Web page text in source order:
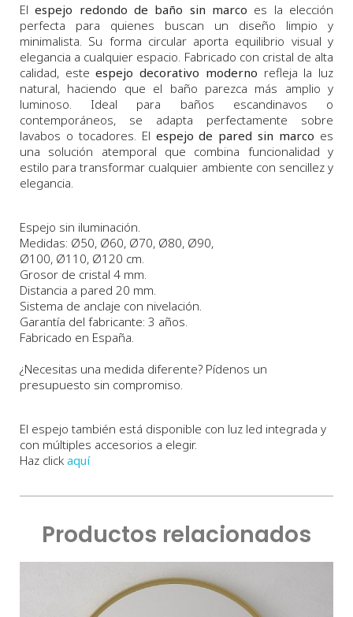
Elespejo redondo de baño sin marco es la elección
perfecta para quienes buscan un diseño limpio y
minimalista. Su forma circular aporta equilibrio visual y
elegancia a cualquier espacio. Fabricado con cristal de alta
calidad, esteespejo decorativo moderno refleja la luz
natural, haciendo que el baño parezca más amplio y
luminoso. Ideal para baños escandinavos o
contemporáneos, se adapta perfectamente sobre
lavabos o tocadores. El espejo de pared sin marco es
una solución atemporal que combina funcionalidad y
estilo para transformar cualquier ambiente con sencillez y
elegancia.
Espejo sin iluminación.
Medidas: Ø50, Ø60, Ø70, Ø80, Ø90,
Ø100, Ø110, Ø120 cm.
Grosor de cristal 4 mm.
Distancia a pared 20 mm.
Sistema de anclaje con nivelación.
Garantía del fabricante: 3 años.
Fabricado en España.
¿Necesitas una medida diferente? Pídenos un
presupuesto sin compromiso.
El espejo también está disponible con luz led integrada y
con múltiples accesorios a elegir.
Haz click aquí
Productos relacionados